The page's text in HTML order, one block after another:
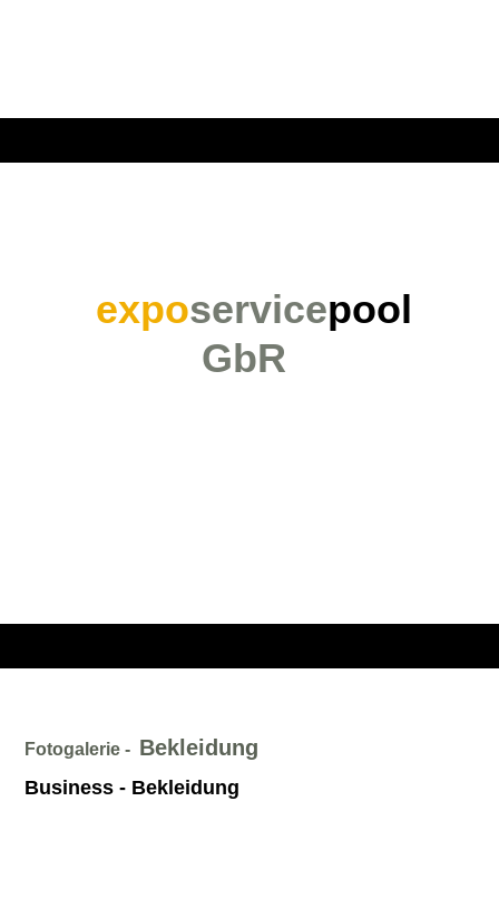
exposervicepool
GbR
Fotogalerie - Bekleidung
Business - Bekleidung